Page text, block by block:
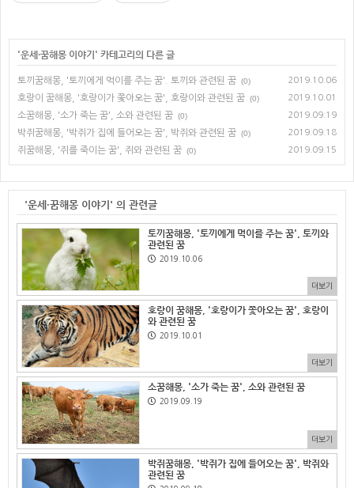
'운세·꿈해몽 이야기 ' 카테고리의 다른 글
토끼꿈해몽, '토끼에게 먹이를 주는 꿈'. 토끼와 관련된 꿈 (0) 2019.10.06
호랑이 꿈해몽, '호랑이가 쫓아오는 꿈', 호랑이와 관련된 꿈 (0) 2019.10.01
소꿈해몽, '소가 죽는 꿈', 소와 관련된 꿈 (0) 2019.09.19
박쥐꿈해몽, '박쥐가 집에 들어오는 꿈', 박쥐와 관련된 꿈 (0) 2019.09.18
쥐꿈해몽, '쥐를 죽이는 꿈', 쥐와 관련된 꿈 (0) 2019.09.15
'운세·꿈해몽 이야기' 의 관련글
토끼꿈해몽, '토끼에게 먹이를 주는 꿈'. 토끼와
관련된 꿈
2019.10.06
더보기
호랑이 꿈해몽, '호랑이가 쫓아오는 꿈', 호랑이
와 관련된 꿈
2019.10.01
더보기
소꿈해몽, '소가 죽는 꿈', 소와 관련된 꿈
2019.09.19
더보기
박쥐꿈해몽, '박쥐가 집에 들어오는 꿈', 박쥐와
관련된 꿈